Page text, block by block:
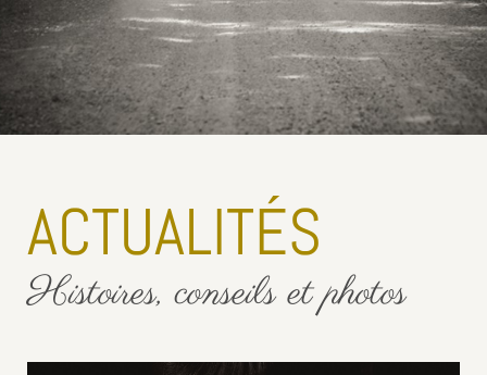
ACTUALITÉS
Histoires, conseils et photos